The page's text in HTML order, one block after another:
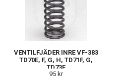
VENTILFJÄDER INRE VF-383
TD70E, F, G, H, TD71F, G,
TD73E
95 kr